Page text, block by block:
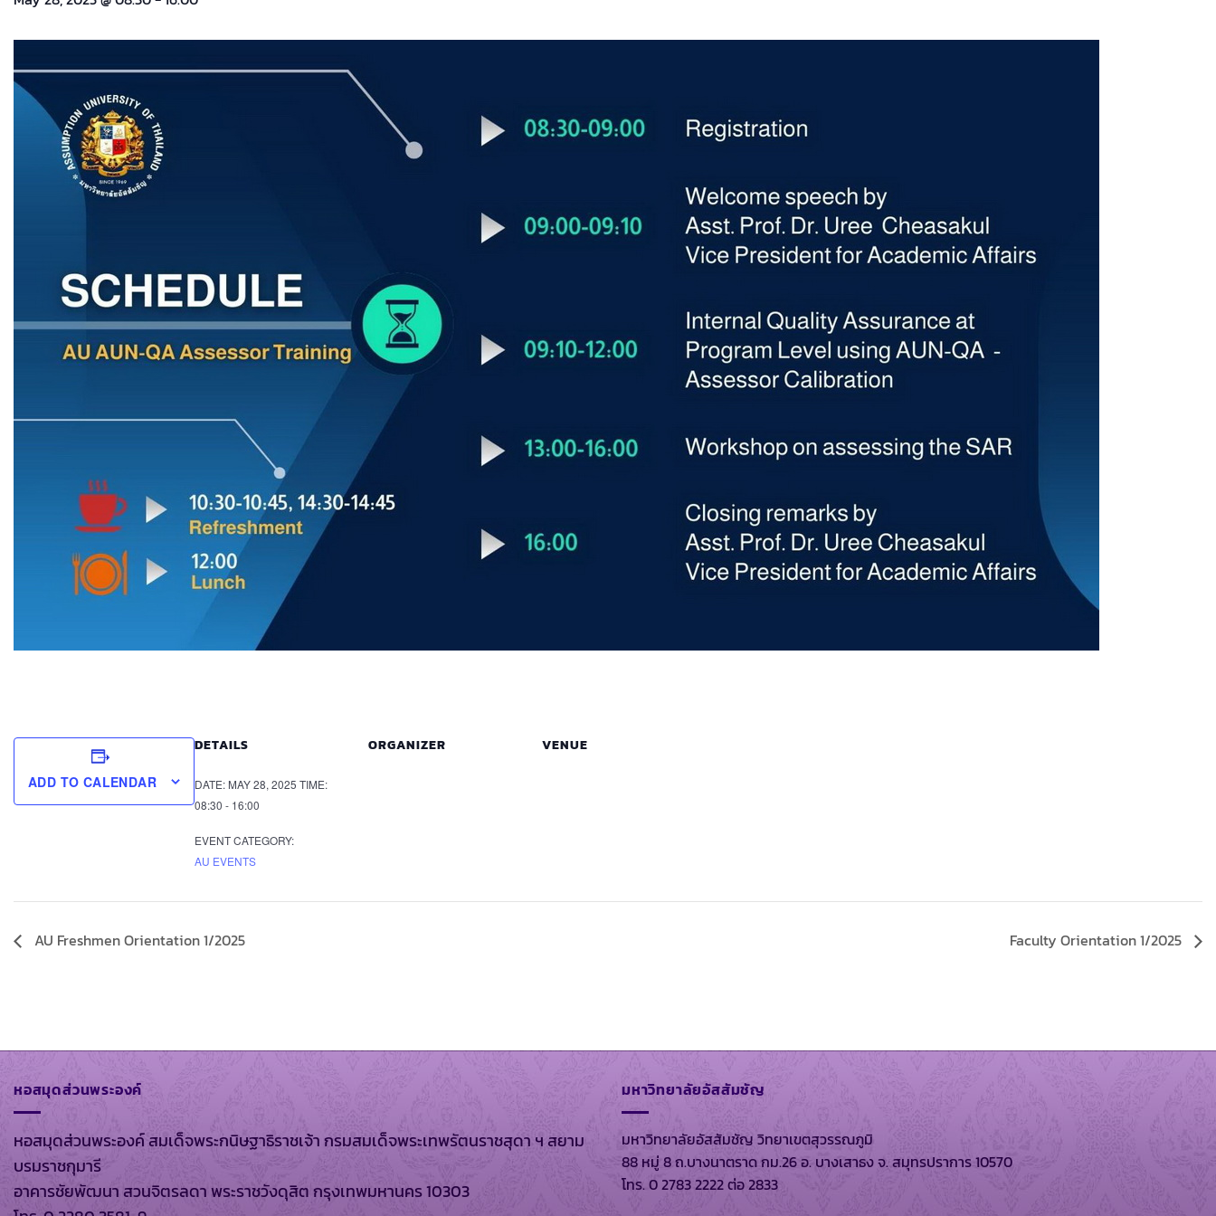
ADD TO CALENDAR
DETAILS
DATE: MAY 28, 2025 TIME:
08:30 - 16:00
EVENT CATEGORY:
AU EVENTS
ORGANIZER VENUE
AU Freshmen Orientation 1/2025 Faculty Orientation 1/2025
หอสมุดส่วนพระองค์
หอสมุดส่วนพระองค์ สมเด็จพระกนิษฐาธิราชเจ้า กรมสมเด็จพระเทพรัตนราชสุดา ฯ สยาม
บรมราชกุมารี
อาคารชัยพัฒนา สวนจิตรลดา พระราชวังดุสิต กรุงเทพมหานคร 10303
มหาวิทยาลัยอัสสัมชัญ
มหาวิทยาลัยอัสสัมชัญ วิทยาเขตสุวรรณภูมิ
88 หมู่ 8 ถ.บางนาตราด กม.26 อ. บางเสาธง จ. สมุทรปราการ 10570
โทร. 0 2783 2222 ต่อ 2833